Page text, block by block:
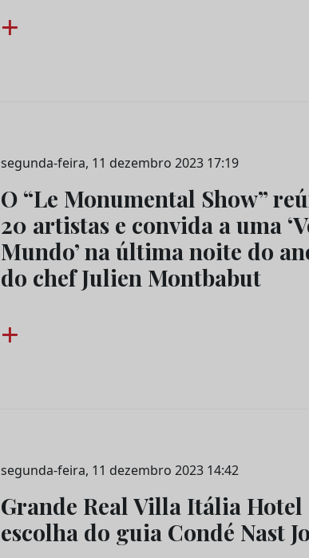
+
segunda-feira, 11 dezembro 2023 17:19
O “Le Monumental Show”
20 artistas e convida a uma
Mundo’ na última noite do
do chef Julien Montbabut
+
segunda-feira, 11 dezembro 2023 14:42
Grande Real Villa Itália Hotel
escolha do guia Condé Nast